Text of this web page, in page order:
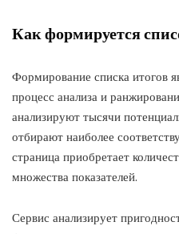
Как формируется
Формирование списка итогов
процесс анализа и
анализируют тысячи
отбирают наиболее
страница приобретает
множества показателей.
Сервис анализирует